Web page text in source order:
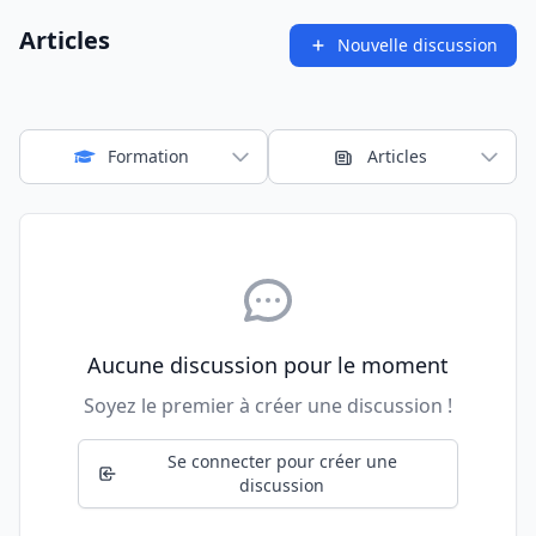
Articles Nouvelle discussion
Formation Articles
Aucune discussion pour le moment
Soyez le premier à créer une discussion !
Se connecter pour créer une
discussion